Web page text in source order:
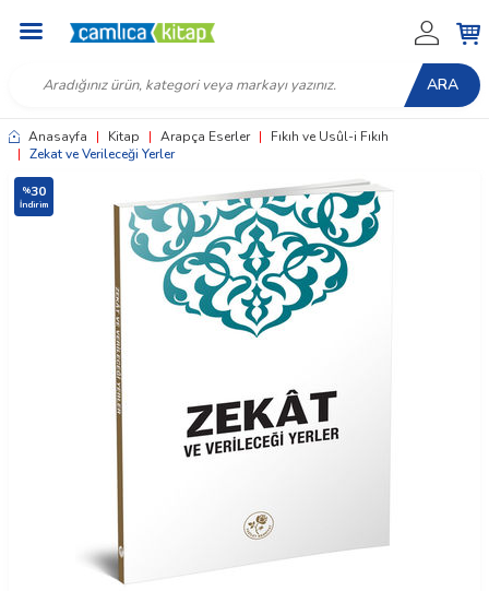
ARA
Anasayfa | Kitap | Arapça Eserler |
Fıkıh ve Usûl-i Fıkıh
| Zekat ve Verileceği Yerler
%30
İndirim